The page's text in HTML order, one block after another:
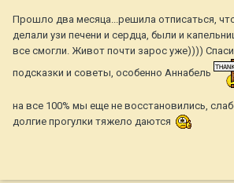
Прошло два месяца...решила отписаться,
делали узи печени и сердца, были и
все смогли. Живот почти зарос уже))))
подсказки и советы, особенно Аннабель
на все 100% мы еще не восстановились,
долгие прогулки тяжело даются